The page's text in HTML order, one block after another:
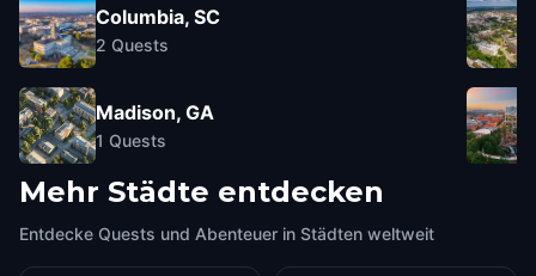
Columbia, SC
2 Quests
Madison, GA
1 Quests
Mehr Städte entdecken
Entdecke Quests und Abenteuer in Städten weltweit